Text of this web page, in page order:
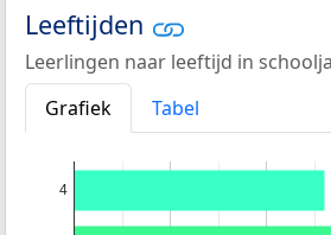
Leeftijden
Leerlingen naar leeftijd in
Grafiek
Tabel
4